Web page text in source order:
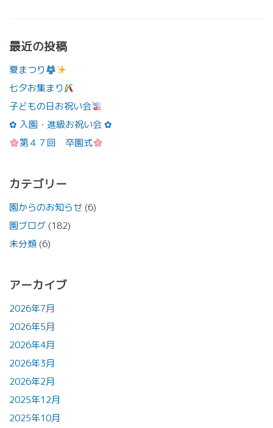
最近の投稿
夏まつり
七夕お集まり
子どもの日お祝い会
✿ 入園・進級お祝い会 ✿
第４７回 卒園式
カテゴリー
園からのお知らせ(6)
園ブログ(182)
未分類(6)
アーカイブ
2026年7月
2026年5月
2026年4月
2026年3月
2026年2月
2025年12月
2025年10月